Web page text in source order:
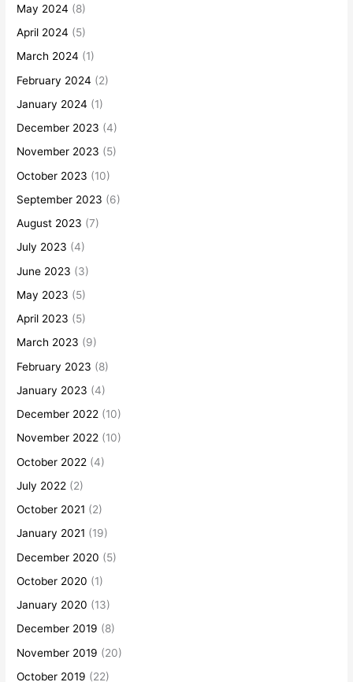
May 2024 (8)
April 2024 (5)
March 2024 (1)
February 2024 (2)
January 2024 (1)
December 2023 (4)
November 2023 (5)
October 2023 (10)
September 2023 (6)
August 2023 (7)
July 2023 (4)
June 2023 (3)
May 2023 (5)
April 2023 (5)
March 2023 (9)
February 2023 (8)
January 2023 (4)
December 2022 (10)
November 2022 (10)
October 2022 (4)
July 2022 (2)
October 2021 (2)
January 2021 (19)
December 2020 (5)
October 2020 (1)
January 2020 (13)
December 2019 (8)
November 2019 (20)
October 2019 (22)